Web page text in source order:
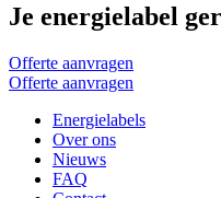
Je energielabel
Offerte aanvragen
Offerte aanvragen
Energielabels
Over ons
Nieuws
FAQ